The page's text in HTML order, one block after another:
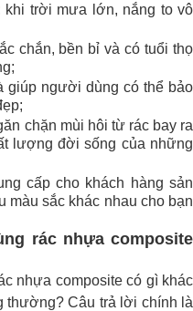
trời mưa lớn, nắng to vô
chắn, bền bỉ và có tuổi thọ
giúp người dùng có thể bảo
chặn mùi hôi từ rác bay ra
lượng đời sống của những
cấp cho khách hàng sản
màu sắc khác nhau cho bạn
rác nhựa composite
nhựa composite có gì khác
thường? Câu trả lời chính là